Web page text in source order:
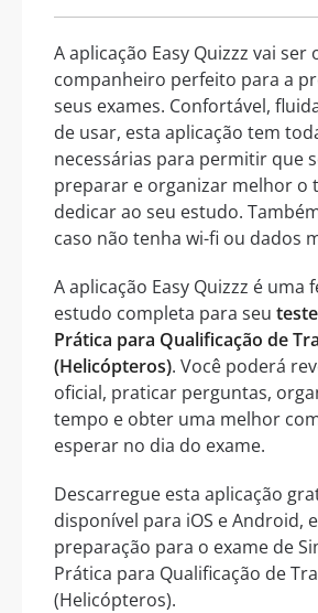
A aplicação Easy Quizzz vai ser
companheiro perfeito para a
seus exames. Confortável,
de usar, esta aplicação tem
necessárias para permitir que
preparar e organizar melhor o
dedicar ao seu estudo.
caso não tenha wi-fi ou dados
A aplicação Easy Quizzz é uma
estudo completa para seu
Prática para Qualificação de
(Helicópteros). Você poderá
oficial, praticar perguntas,
tempo e obter uma melhor
esperar no dia do exame.
Descarregue esta aplicação
disponível para iOS e Android,
preparação para o exame de
Prática para Qualificação de
(Helicópteros).